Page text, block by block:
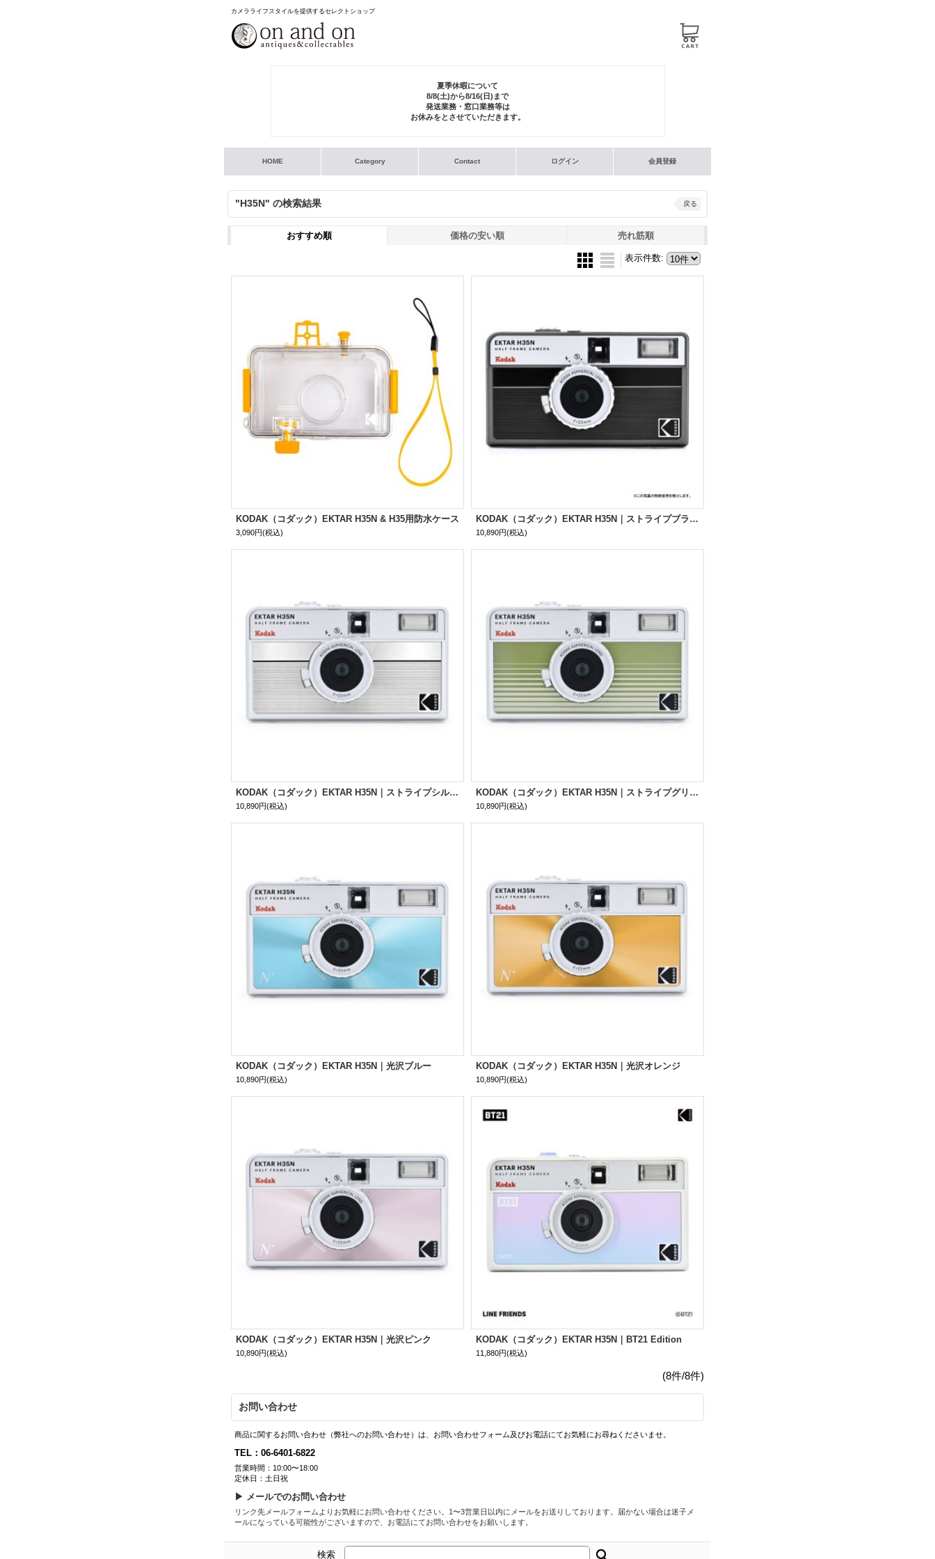
カメラライフスタイルを提供するセレクトショップ
夏季休暇について
8/8(土)から8/16(日)まで
発送業務・窓口業務等は
お休みをとさせていただきます。
HOME Category Contact ログイン 会員登録
"H35N" の検索結果 戻る
おすすめ順 価格の安い順 売れ筋順
表示件数:
KODAK（コダック）EKTAR H35N & H35用防水ケース
3,090円(税込)
KODAK（コダック）EKTAR H35N｜ストライプブラック
10,890円(税込)
KODAK（コダック）EKTAR H35N｜ストライプシルバー
10,890円(税込)
KODAK（コダック）EKTAR H35N｜ストライプグリーン
10,890円(税込)
KODAK（コダック）EKTAR H35N｜光沢ブルー
10,890円(税込)
KODAK（コダック）EKTAR H35N｜光沢オレンジ
10,890円(税込)
KODAK（コダック）EKTAR H35N｜光沢ピンク
10,890円(税込)
KODAK（コダック）EKTAR H35N｜BT21 Edition
11,880円(税込)
(8件/8件)
お問い合わせ
商品に関するお問い合わせ（弊社へのお問い合わせ）は、お問い合わせフォーム及びお電話にてお気軽にお尋ねくださいませ。
TEL：06-6401-6822
営業時間：10:00〜18:00
定休日：土日祝
▶ メールでのお問い合わせ
リンク先メールフォームよりお気軽にお問い合わせください。1〜3営業日以内にメールをお送りしております。届かない場合は迷子メ
ールになっている可能性がございますので、お電話にてお問い合わせをお願いします。
検索